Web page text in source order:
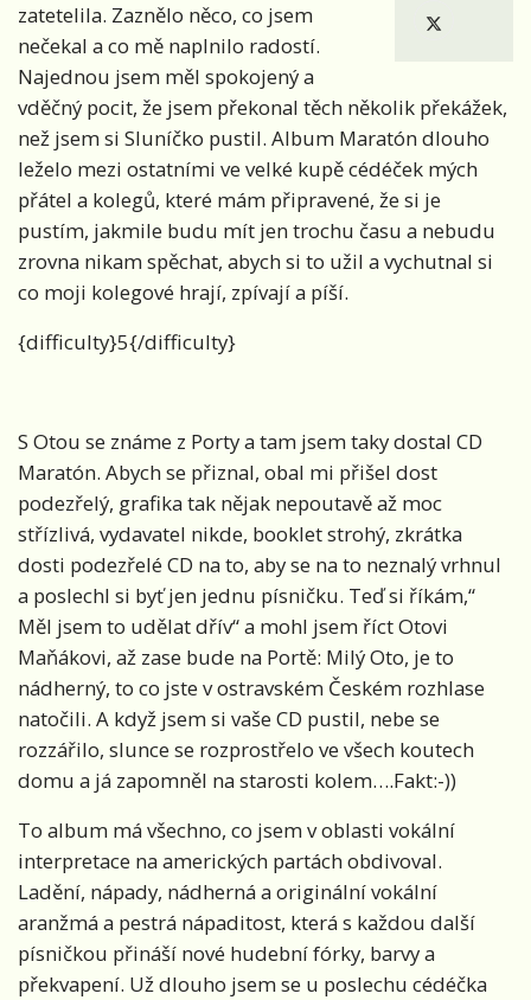
zatetelila. Zaznělo něco, co jsem
nečekal a co mě naplnilo radostí.
Najednou jsem měl spokojený a
vděčný pocit, že jsem překonal těch několik překážek,
než jsem si Sluníčko pustil. Album Maratón dlouho
leželo mezi ostatními ve velké kupě cédéček mých
přátel a kolegů, které mám připravené, že si je
pustím, jakmile budu mít jen trochu času a nebudu
zrovna nikam spěchat, abych si to užil a vychutnal si
co moji kolegové hrají, zpívají a píší.
{difficulty}5{/difficulty}
S Otou se známe z Porty a tam jsem taky dostal CD
Maratón. Abych se přiznal, obal mi přišel dost
podezřelý, grafika tak nějak nepoutavě až moc
střízlivá, vydavatel nikde, booklet strohý, zkrátka
dosti podezřelé CD na to, aby se na to neznalý vrhnul
a poslechl si byť jen jednu písničku. Teď si říkám,“
Měl jsem to udělat dřív“ a mohl jsem říct Otovi
Maňákovi, až zase bude na Portě: Milý Oto, je to
nádherný, to co jste v ostravském Českém rozhlase
natočili. A když jsem si vaše CD pustil, nebe se
rozzářilo, slunce se rozprostřelo ve všech koutech
domu a já zapomněl na starosti kolem….Fakt:-))
To album má všechno, co jsem v oblasti vokální
interpretace na amerických partách obdivoval.
Ladění, nápady, nádherná a originální vokální
aranžmá a pestrá nápaditost, která s každou další
písničkou přináší nové hudební fórky, barvy a
překvapení. Už dlouho jsem se u poslechu cédéčka